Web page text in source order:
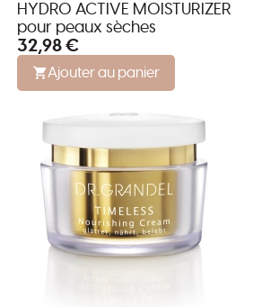
HYDRO ACTIVE MOISTURIZER
pour peaux sèches
32,98 €
Ajouter au panier